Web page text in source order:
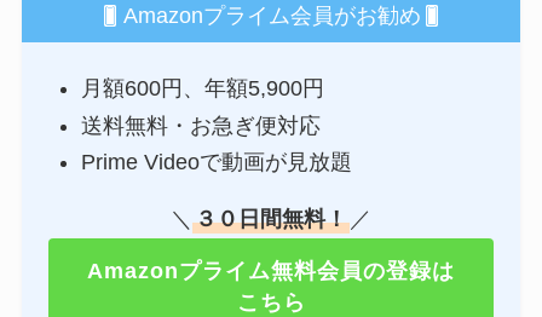
Amazonプライム会員がお勧め
月額600円、年額5,900円
送料無料・お急ぎ便対応
Prime Videoで動画が見放題
＼ ３０日間無料！ ／
Amazonプライム無料会員の登録は
こちら